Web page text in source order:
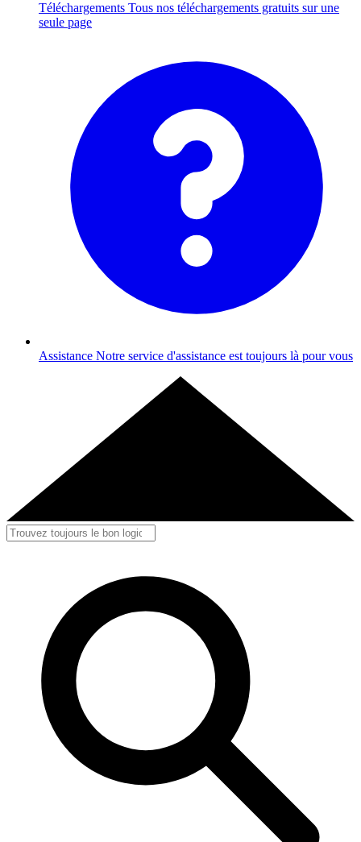
Téléchargements Tous nos téléchargements gratuits sur une
seule page
Assistance Notre service d'assistance est toujours là pour vous